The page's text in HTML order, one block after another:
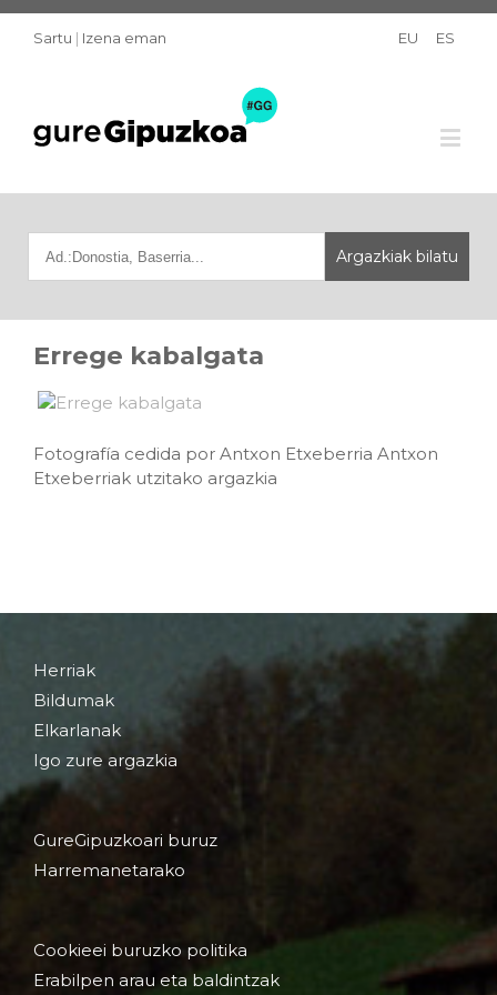
Sartu | Izena eman EU ES
Errege kabalgata
Fotografía cedida por Antxon Etxeberria Antxon
Etxeberriak utzitako argazkia
Herriak
Bildumak
Elkarlanak
Igo zure argazkia
GureGipuzkoari buruz
Harremanetarako
Cookieei buruzko politika
Erabilpen arau eta baldintzak